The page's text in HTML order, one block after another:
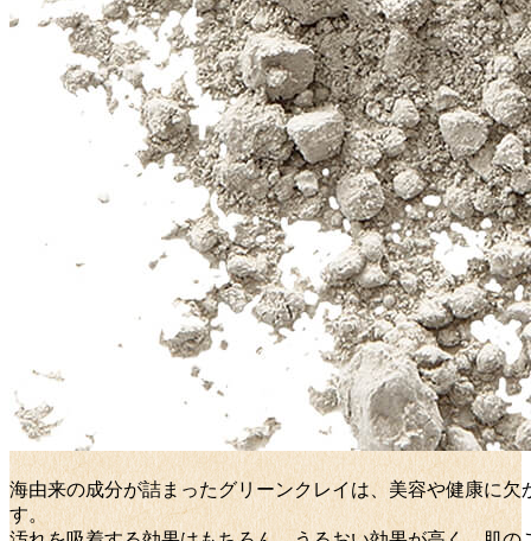
海由来の成分が詰まったグリーンクレイは、美容や健康に
す。